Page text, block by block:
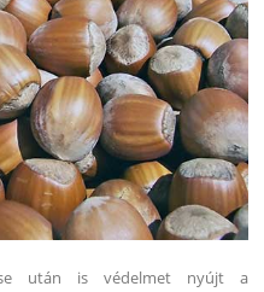
után is védelmet nyújt a